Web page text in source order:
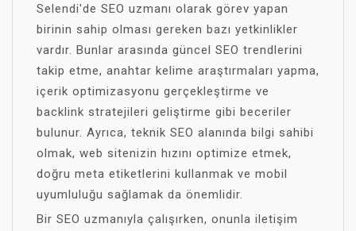
Selendi'de SEO uzmanı olarak görev yapan
birinin sahip olması gereken bazı yetkinlikler
vardır. Bunlar arasında güncel SEO trendlerini
takip etme, anahtar kelime araştırmaları yapma,
içerik optimizasyonu gerçekleştirme ve
backlink stratejileri geliştirme gibi beceriler
bulunur. Ayrıca, teknik SEO alanında bilgi sahibi
olmak, web sitenizin hızını optimize etmek,
doğru meta etiketlerini kullanmak ve mobil
uyumluluğu sağlamak da önemlidir.
Bir SEO uzmanıyla çalışırken, onunla iletişim